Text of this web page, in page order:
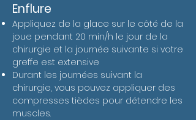
Enflure
Appliquez de la glace sur le côté de la
joue pendant 20 min/h le jour de la
chirurgie et la journée suivante si votre
greffe est extensive
Durant les journées suivant la
chirurgie, vous pouvez appliquer des
compresses tièdes pour détendre les
muscles.